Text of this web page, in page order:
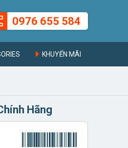
0976 655 584
KHUYẾN MÃI
Hãng